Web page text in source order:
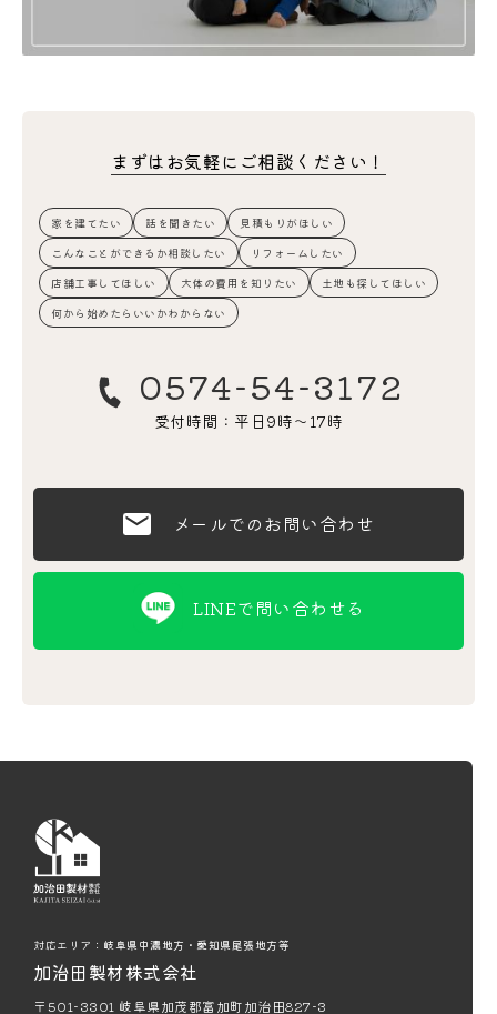
まずはお気軽にご相談ください！
家を建てたい 話を聞きたい
見積もりがほしい
こんなことができるか相談したい
リフォームしたい
店舗工事してほしい
大体の費用を知りたい
土地も探してほしい
何から始めたらいいかわからない
0574-54-3172
受付時間：平日9時〜17時
メールでのお問い合わせ
LINEで問い合わせる
対応エリア： 岐阜県中濃地方・愛知県尾張地方等
加治田製材株式会社
〒501-3301 岐阜県加茂郡富加町加治田827-3